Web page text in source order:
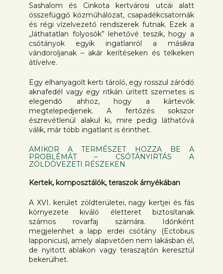
Sashalom és Cinkota kertvárosi utcái alatt
összefüggő közműhálózat, csapadékcsatornák
és régi vízelvezető rendszerek futnak. Ezek a
„láthatatlan folyosók” lehetővé teszik, hogy a
csótányok egyik ingatlanról a másikra
vándoroljanak – akár kerítéseken és telkeken
átívelve.
Egy elhanyagolt kerti tároló, egy rosszul záródó
aknafedél vagy egy ritkán ürített szemetes is
elegendő ahhoz, hogy a kártevők
megtelepedjenek. A fertőzés sokszor
észrevétlenül alakul ki, mire pedig láthatóvá
válik, már több ingatlant is érinthet.
AMIKOR A TERMÉSZET HOZZA BE A
PROBLÉMÁT – CSÓTÁNYIRTÁS A
ZÖLDÖVEZETI RÉSZEKEN
Kertek, komposztálók, teraszok árnyékában
A XVI. kerület zöldterületei, nagy kertjei és fás
környezete kiváló életteret biztosítanak
számos rovarfaj számára. Időnként
megjelenhet a lapp erdei csótány (Ectobius
lapponicus), amely alapvetően nem lakásban él,
de nyitott ablakon vagy teraszajtón keresztül
bekerülhet.